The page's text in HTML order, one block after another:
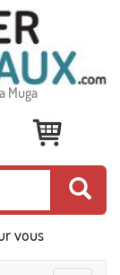
Muga
vous